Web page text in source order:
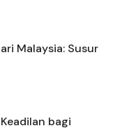
Malaysia: Susur
bagi